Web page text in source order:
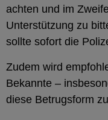
achten und im
Unterstützung zu
sollte sofort die
Zudem wird
Bekannte –
diese Betrugsform